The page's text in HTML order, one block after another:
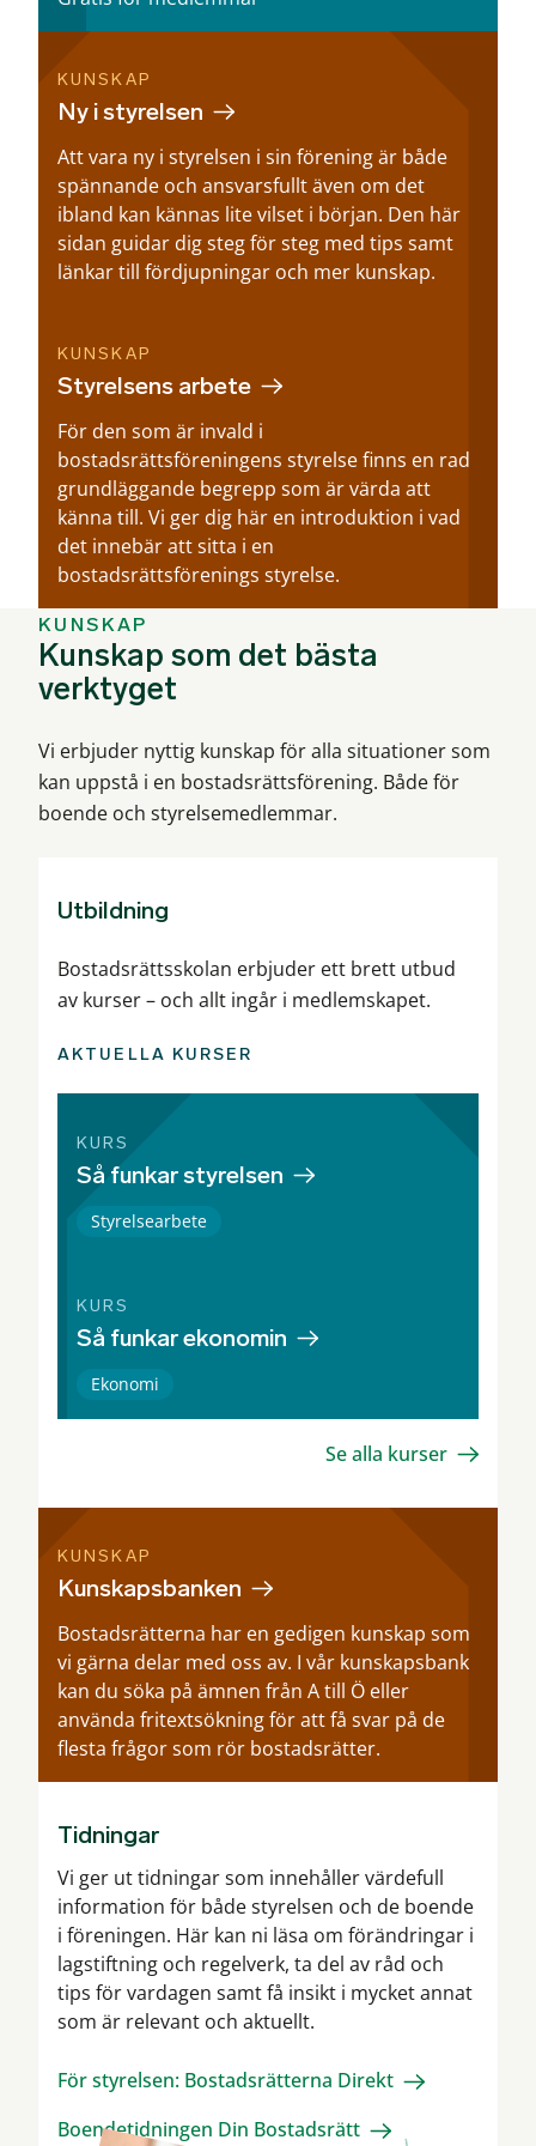
KUNSKAP
Ny i styrelsen
Att vara ny i styrelsen i sin förening är både
spännande och ansvarsfullt även om det
ibland kan kännas lite vilset i början. Den här
sidan guidar dig steg för steg med tips samt
länkar till fördjupningar och mer kunskap.
KUNSKAP
Styrelsens arbete
För den som är invald i
bostadsrättsföreningens styrelse finns en rad
grundläggande begrepp som är värda att
känna till. Vi ger dig här en introduktion i vad
det innebär att sitta i en
bostadsrättsförenings styrelse.
KUNSKAP
Kunskap som det bästa
verktyget
Vi erbjuder nyttig kunskap för alla situationer som
kan uppstå i en bostadsrättsförening. Både för
boende och styrelsemedlemmar.
Utbildning
Bostadsrättsskolan erbjuder ett brett utbud
av kurser – och allt ingår i medlemskapet.
AKTUELLA KURSER
KURS
Så funkar styrelsen
Styrelsearbete
KURS
Så funkar ekonomin
Ekonomi
Se alla kurser
KUNSKAP
Kunskapsbanken
Bostadsrätterna har en gedigen kunskap som
vi gärna delar med oss av. I vår kunskapsbank
kan du söka på ämnen från A till Ö eller
använda fritextsökning för att få svar på de
flesta frågor som rör bostadsrätter.
Tidningar
Vi ger ut tidningar som innehåller värdefull
information för både styrelsen och de boende
i föreningen. Här kan ni läsa om förändringar i
lagstiftning och regelverk, ta del av råd och
tips för vardagen samt få insikt i mycket annat
som är relevant och aktuellt.
För styrelsen: Bostadsrätterna Direkt
Boendetidningen Din Bostadsrätt